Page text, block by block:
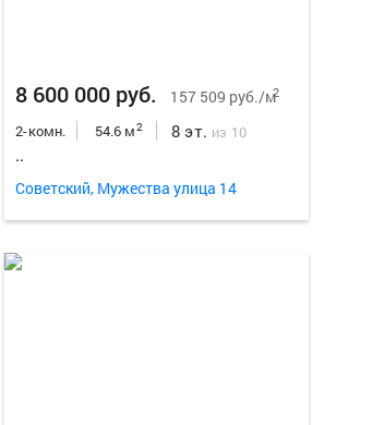
8 600 000 руб. 157 509 руб./м2
2-комн. 54.6 м2 8 эт. из 10
..
Советский, Мужества улица 14